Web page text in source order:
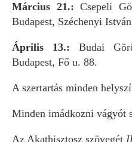
Március 21.: Csepeli
Budapest, Széchenyi
Április 13.: Budai
Budapest, Fő u. 88.
A szertartás minden
Minden imádkozni vágyót
Az Akathisztosz szövegét